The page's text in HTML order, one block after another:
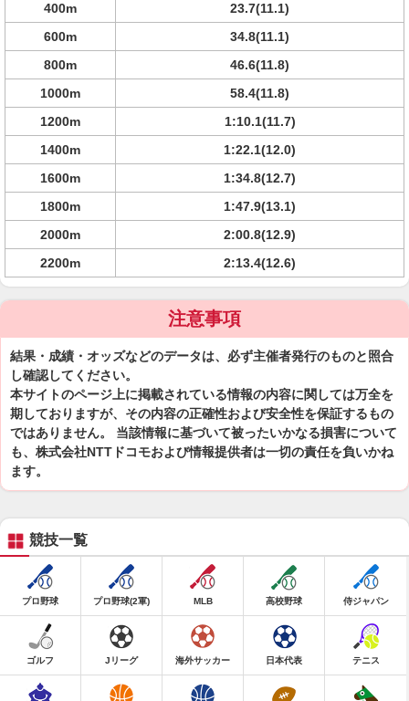
400m
23.7(11.1)
600m
34.8(11.1)
800m
46.6(11.8)
1000m
58.4(11.8)
1200m
1:10.1(11.7)
1400m
1:22.1(12.0)
1600m
1:34.8(12.7)
1800m
1:47.9(13.1)
2000m
2:00.8(12.9)
2200m
2:13.4(12.6)
注意事項
結果・成績・オッズなどのデータは、必ず主催者発行のものと照合
し確認してください。
本サイトのページ上に掲載されている情報の内容に関しては万全を
期しておりますが、その内容の正確性および安全性を保証するもの
ではありません。 当該情報に基づいて被ったいかなる損害について
も、株式会社NTTドコモおよび情報提供者は一切の責任を負いかね
ます。
競技一覧
プロ野球 プロ野球(2軍) MLB 高校野球 侍ジャパン
ゴルフ Jリーグ 海外サッカー 日本代表 テニス